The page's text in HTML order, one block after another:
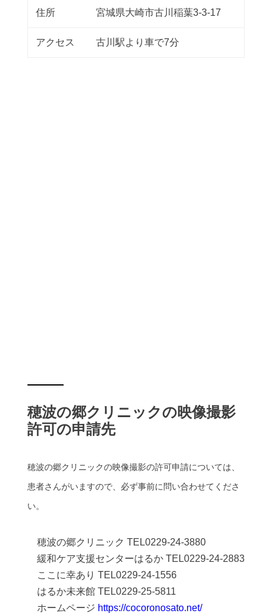
住所 宮城県大崎市古川稲葉3-3-17
アクセス 古川駅より車で7分
穂波の郷クリニックの映像撮影
許可の申請先
穂波の郷クリニックの映像撮影の許可申請については、
患者さんがいますので、必ず事前に問い合わせてくださ
い。
穂波の郷クリニック TEL0229-24-3880
緩和ケア支援センターはるか TEL0229-24-2883
ここに幸あり TEL0229-24-1556
はるか未来館 TEL0229-25-5811
ホームページ https://cocoronosato.net/